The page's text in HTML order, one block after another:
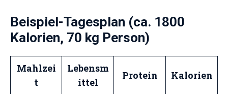
Beispiel-Tagesplan (ca. 1800
Kalorien, 70 kg Person)
Mahlzei
t
Lebensm
ittel
Protein Kalorien